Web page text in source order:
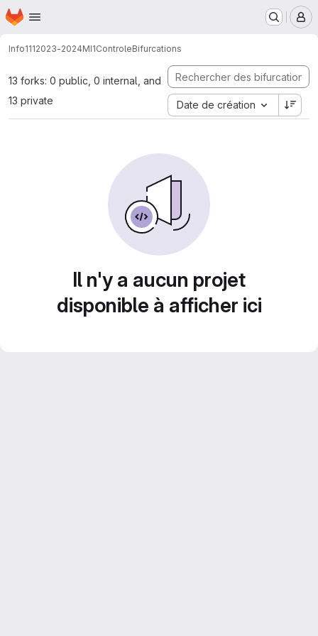
Passer au contenu principal
Page d'accueil
Info1112023-2024MI1ControleBifurcations
13 forks: 0 public, 0 internal, and
13 private
Date de création
Il n'y a aucun projet
disponible à afficher ici